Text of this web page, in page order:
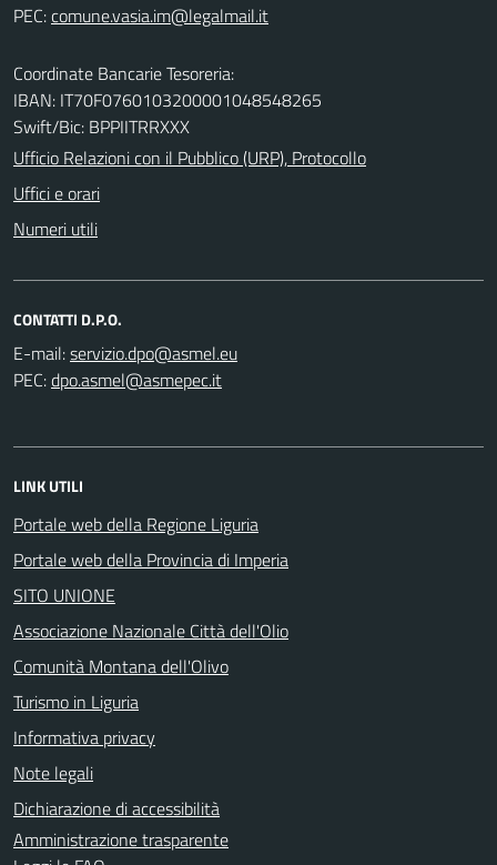
PEC:
Coordinate Bancarie Tesoreria:
IBAN: IT70F0760103200001048548265
Swift/Bic: BPPIITRRXXX
Ufficio Relazioni con il Pubblico (URP), Protocollo
Uffici e orari
Numeri utili
CONTATTI D.P.O.
E-mail:
PEC:
LINK UTILI
Portale web della Regione Liguria
Portale web della Provincia di Imperia
SITO UNIONE
Associazione Nazionale Città dell'Olio
Comunità Montana dell'Olivo
Turismo in Liguria
Informativa privacy
Note legali
Dichiarazione di accessibilità
Amministrazione trasparente